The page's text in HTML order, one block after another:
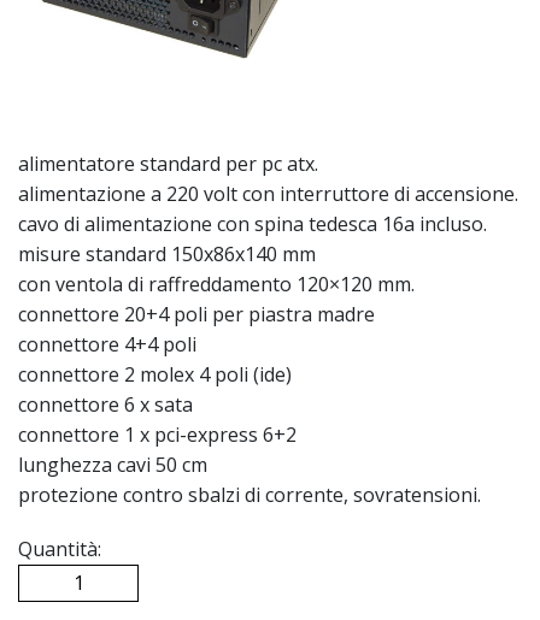
alimentatore standard per pc atx.
alimentazione a 220 volt con interruttore di accensione.
cavo di alimentazione con spina tedesca 16a incluso.
misure standard 150x86x140 mm
con ventola di raffreddamento 120×120 mm.
connettore 20+4 poli per piastra madre
connettore 4+4 poli
connettore 2 molex 4 poli (ide)
connettore 6 x sata
connettore 1 x pci-express 6+2
lunghezza cavi 50 cm
protezione contro sbalzi di corrente, sovratensioni.
Quantità: